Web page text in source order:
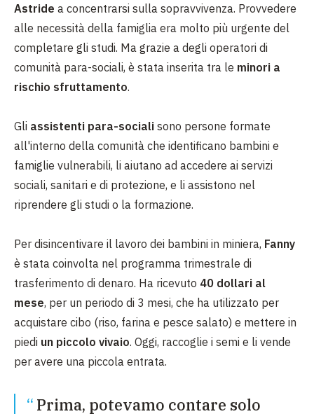
Astride a concentrarsi sulla sopravvivenza. Provvedere
alle necessità della famiglia era molto più urgente del
completare gli studi. Ma grazie a degli operatori di
comunità para-sociali, è stata inserita tra le minori a
rischio sfruttamento.
Gli assistenti para-sociali sono persone formate
all'interno della comunità che identificano bambini e
famiglie vulnerabili, li aiutano ad accedere ai servizi
sociali, sanitari e di protezione, e li assistono nel
riprendere gli studi o la formazione.
Per disincentivare il lavoro dei bambini in miniera, Fanny
è stata coinvolta nel programma trimestrale di
trasferimento di denaro. Ha ricevuto 40 dollari al
mese, per un periodo di 3 mesi, che ha utilizzato per
acquistare cibo (riso, farina e pesce salato) e mettere in
piedi un piccolo vivaio. Oggi, raccoglie i semi e li vende
per avere una piccola entrata.
Prima, potevamo contare solo